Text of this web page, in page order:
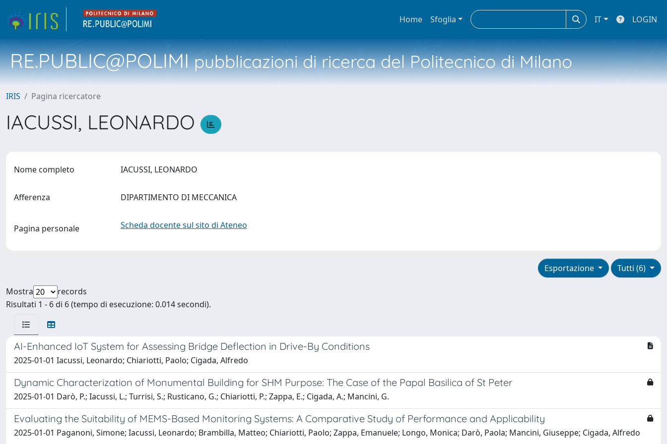
Home Sfoglia IT LOGIN
RE.PUBLIC@POLIMIpubblicazioni di ricerca del Politecnico di Milano
IRIS Pagina ricercatore
IACUSSI, LEONARDO
Nome completo IACUSSI, LEONARDO
Afferenza DIPARTIMENTO DI MECCANICA
Pagina personale Scheda docente sul sito di Ateneo
Tutti (6)
Esportazione
Mostra
records
Risultati 1 - 6 di 6 (tempo di esecuzione: 0.014 secondi).
AI-Enhanced IoT System for Assessing Bridge Deflection in Drive-By Conditions
2025-01-01 Iacussi, Leonardo; Chiariotti, Paolo; Cigada, Alfredo
Dynamic Characterization of Monumental Building for SHM Purpose: The Case of the Papal Basilica of St Peter
2025-01-01 Darò, P.; Iacussi, L.; Turrisi, S.; Rusticano, G.; Chiariotti, P.; Zappa, E.; Cigada, A.; Mancini, G.
Evaluating the Suitability of MEMS-Based Monitoring Systems: A Comparative Study of Performance and Applicability
2025-01-01 Paganoni, Simone; Iacussi, Leonardo; Brambilla, Matteo; Chiariotti, Paolo; Zappa, Emanuele; Longo, Monica; Darò, Paola; Mancini, Giuseppe; Cigada, Alfredo